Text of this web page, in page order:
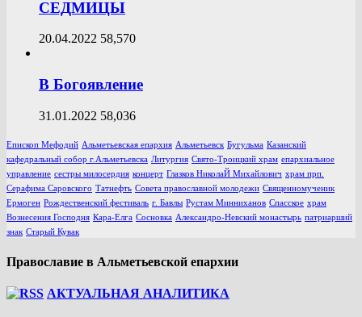
СЕДМИЦЫ
20.04.2022 58,570
В Богоявление
31.01.2022 58,036
Епископ Мефодий Альметьевская епархия Альметьевск Бугульма Казанский
кафедральный собор г.Альметьевска Литургия Свято-Троицкий храм епархиальное
управление сестры милосердия концерт Глазков НиколаЙ Михайлович храм прп.
Серафима Саровского Татнефть Совета православной молодежи Священномученик
Ермоген Рождественский фестиваль г. Бавлы Рустам Минниханов Спасское храм
Вознесения Господня Кара-Елга Сосновка Александро-Невский монастырь патриарший
знак Старый Кувак
Православие в Альметьевской епархии
АКТУАЛЬНАЯ АНАЛИТИКА